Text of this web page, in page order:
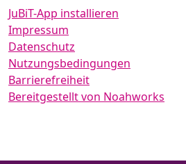
JuBiT-App installieren
Impressum
Datenschutz
Nutzungsbedingungen
Barrierefreiheit
Bereitgestellt von Noahworks